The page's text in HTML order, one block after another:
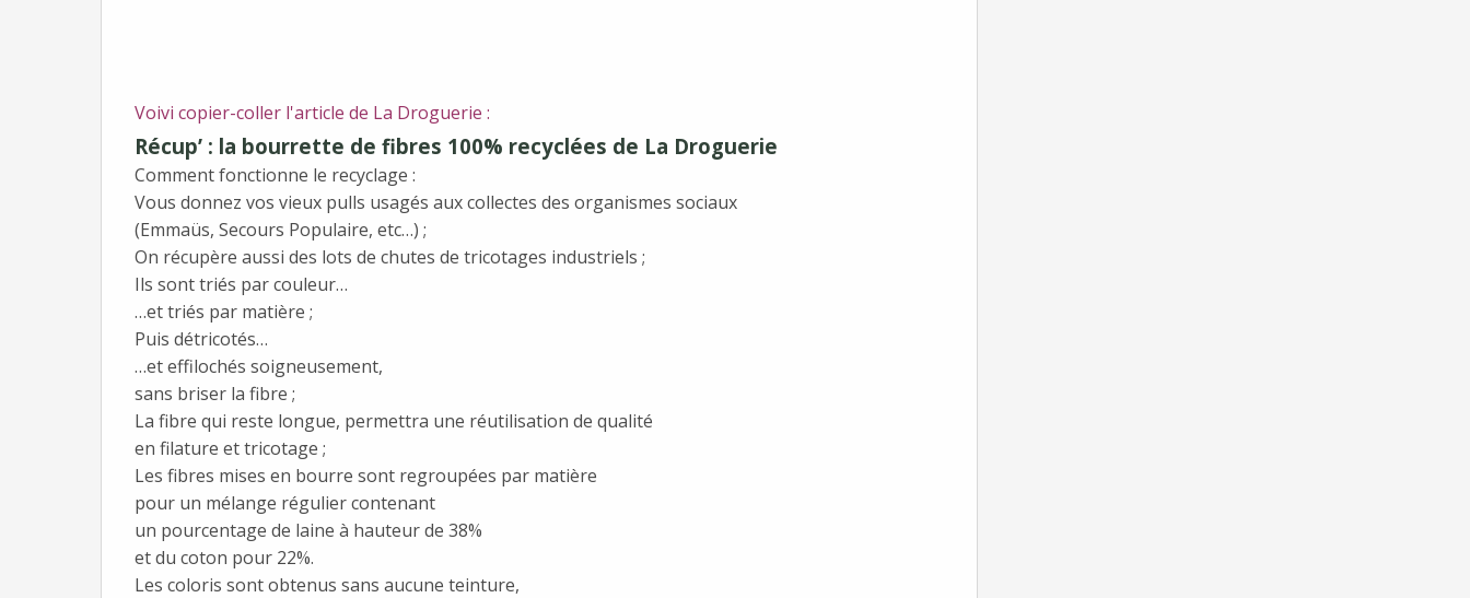
Voivi copier-coller l'article de La Droguerie :
Récup’ : la bourrette de fibres 100% recyclées de La Droguerie
Comment fonctionne le recyclage :
Vous donnez vos vieux pulls usagés aux collectes des organismes sociaux
(Emmaüs, Secours Populaire, etc…) ;
On récupère aussi des lots de chutes de tricotages industriels ;
Ils sont triés par couleur…
…et triés par matière ;
Puis détricotés…
…et effilochés soigneusement,
sans briser la fibre ;
La fibre qui reste longue, permettra une réutilisation de qualité
en filature et tricotage ;
Les fibres mises en bourre sont regroupées par matière
pour un mélange régulier contenant
un pourcentage de laine à hauteur de 38%
et du coton pour 22%.
Les coloris sont obtenus sans aucune teinture,